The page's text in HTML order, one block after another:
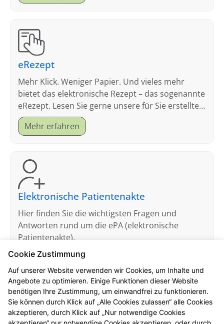
eRezept
Mehr Klick. Weniger Papier. Und vieles mehr
bietet das elektronische Rezept – das sogenannte
eRezept. Lesen Sie gerne unsere für Sie erstellten
FAQ.
Mehr erfahren
Elektronische Patientenakte
Hier finden Sie die wichtigsten Fragen und
Antworten rund um die ePA (elektronische
Patientenakte).
Mehr erfahren
Cookie Zustimmung
Auf unserer Website verwenden wir Cookies, um Inhalte und
Angebote zu optimieren. Einige Funktionen dieser Website
benötigen Ihre Zustimmung, um einwandfrei zu funktionieren.
Sie können durch Klick auf „Alle Cookies zulassen“ alle Cookies
akzeptieren, durch Klick auf „Nur notwendige Cookies